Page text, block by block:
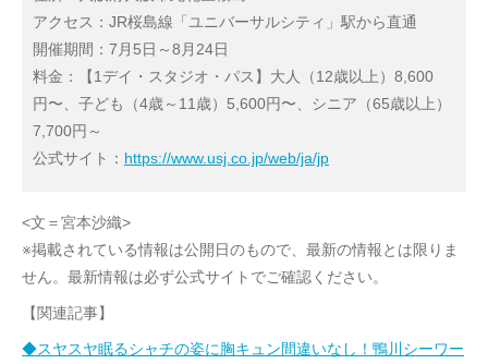
アクセス：JR桜島線「ユニバーサルシティ」駅から直通
開催期間：7月5日～8月24日
料金：【1デイ・スタジオ・パス】大人（12歳以上）8,600
円〜、子ども（4歳～11歳）5,600円〜、シニア（65歳以上）
7,700円～
公式サイト： https://www.usj.co.jp/web/ja/jp
<文＝宮本沙織>
※掲載されている情報は公開日のもので、最新の情報とは限りま
せん。最新情報は必ず公式サイトでご確認ください。
【関連記事】
◆スヤスヤ眠るシャチの姿に胸キュン間違いなし！鴨川シーワー